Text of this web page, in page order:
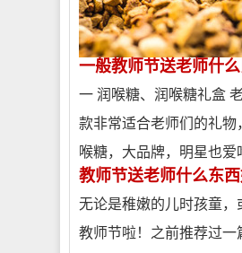
一般教师节送老师什么
一 润喉糖、润喉糖礼盒
款非常适合老师们的礼
喉糖，大品牌，明星也爱
教师节送老师什么东西
无论是稚嫩的儿时孩童
教师节啦！之前推荐过